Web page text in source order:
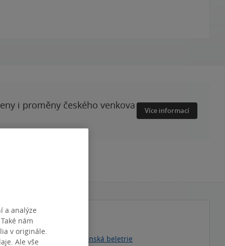
i proměny českého venkova Více informací
|Markéta Jahodová
» Beletrie» Česká a slovenská beletrie
a analýze
nám
v originále.
Ale vše